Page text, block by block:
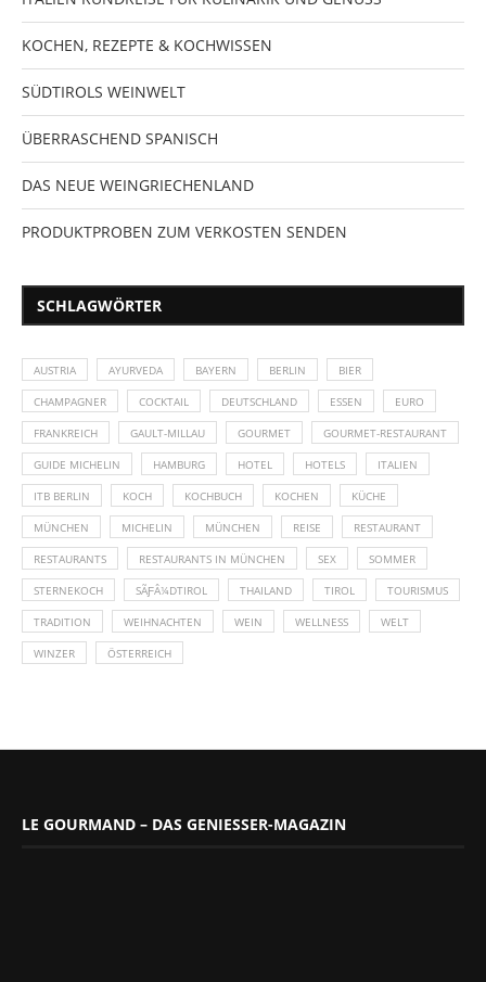
KOCHEN, REZEPTE & KOCHWISSEN
SÜDTIROLS WEINWELT
ÜBERRASCHEND SPANISCH
DAS NEUE WEINGRIECHENLAND
PRODUKTPROBEN ZUM VERKOSTEN SENDEN
SCHLAGWÖRTER
AUSTRIA AYURVEDA BAYERN BERLIN BIER
CHAMPAGNER COCKTAIL DEUTSCHLAND ESSEN EURO
FRANKREICH GAULT-MILLAU GOURMET GOURMET-RESTAURANT
GUIDE MICHELIN HAMBURG HOTEL HOTELS ITALIEN
ITB BERLIN KOCH KOCHBUCH KOCHEN KÜCHE
MÜNCHEN MICHELIN MÜNCHEN REISE RESTAURANT
RESTAURANTS RESTAURANTS IN MÜNCHEN SEX SOMMER
STERNEKOCH SÃƑÂ¼DTIROL THAILAND TIROL TOURISMUS
TRADITION WEIHNACHTEN WEIN WELLNESS WELT
WINZER ÖSTERREICH
LE GOURMAND – DAS GENIESSER-MAGAZIN